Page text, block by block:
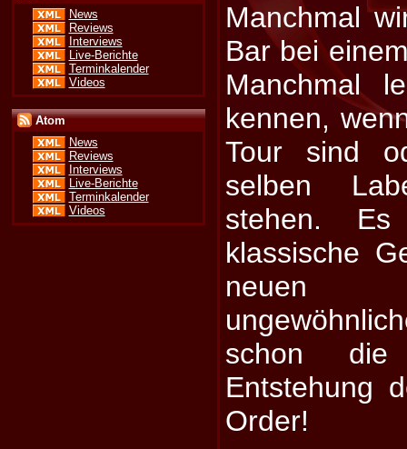
News
Reviews
Interviews
Live-Berichte
Terminkalender
Videos
Atom
News
Reviews
Interviews
Live-Berichte
Terminkalender
Videos
Manchmal
Bar bei
Manchmal
kennen,
Tour sind
selben
stehen.
klassische
neuen
schon die
Entstehung
Order!